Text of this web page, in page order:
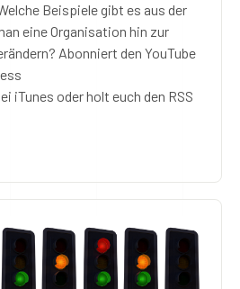
Beispiele gibt es aus der
eine Organisation hin zur
Abonniert den YouTube
iTunes oder holt euch den RSS